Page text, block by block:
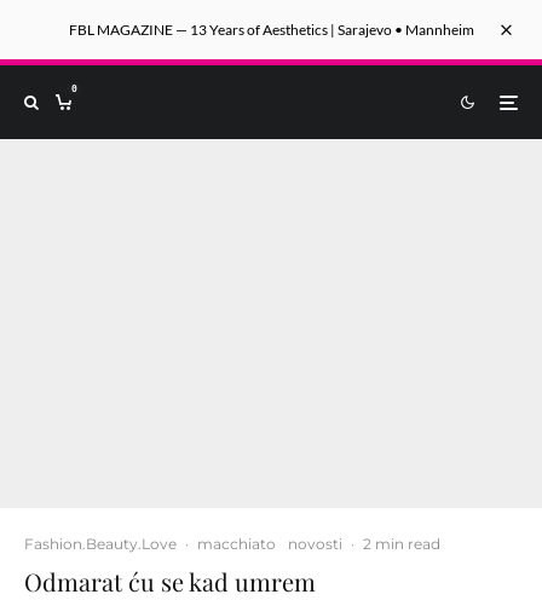
FBL MAGAZINE — 13 Years of Aesthetics | Sarajevo • Mannheim
0
Fashion.Beauty.Love · macchiato novosti · 2 min read
Odmarat ću se kad umrem